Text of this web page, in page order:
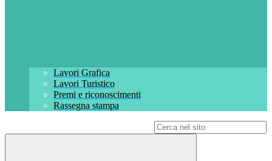
Lavori Grafica
Lavori Turistico
Premi e riconoscimenti
Rassegna stampa